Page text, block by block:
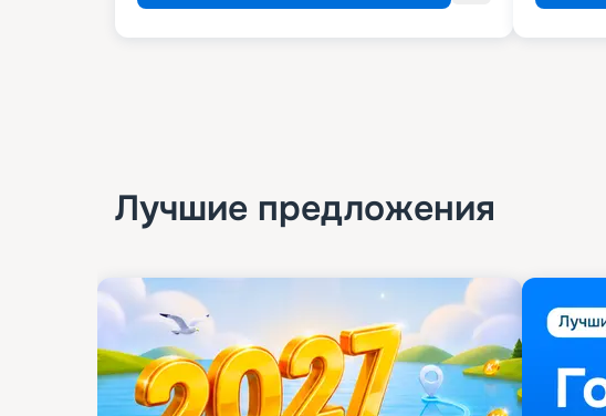
Лучшие предложения